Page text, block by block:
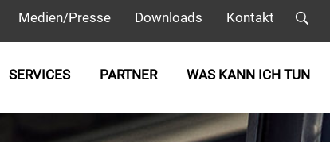
Medien/Presse Downloads Kontakt
SERVICES PARTNER WAS KANN ICH TUN